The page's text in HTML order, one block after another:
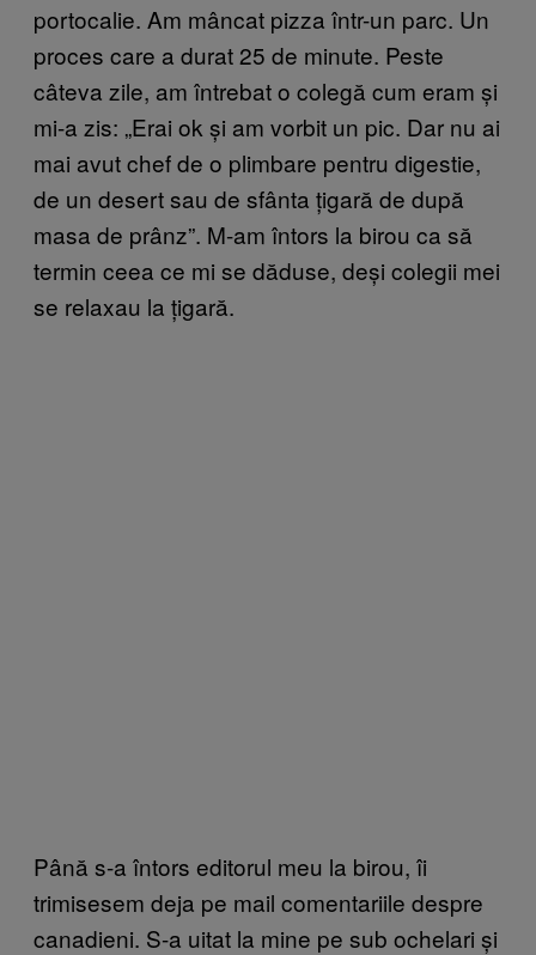
portocalie. Am mâncat pizza într-un parc. Un
proces care a durat 25 de minute. Peste
câteva zile, am întrebat o colegă cum eram și
mi-a zis: „Erai ok și am vorbit un pic. Dar nu ai
mai avut chef de o plimbare pentru digestie,
de un desert sau de sfânta țigară de după
masa de prânz”. M-am întors la birou ca să
termin ceea ce mi se dăduse, deși colegii mei
se relaxau la țigară.
Până s-a întors editorul meu la birou, îi
trimisesem deja pe mail comentariile despre
canadieni. S-a uitat la mine pe sub ochelari și